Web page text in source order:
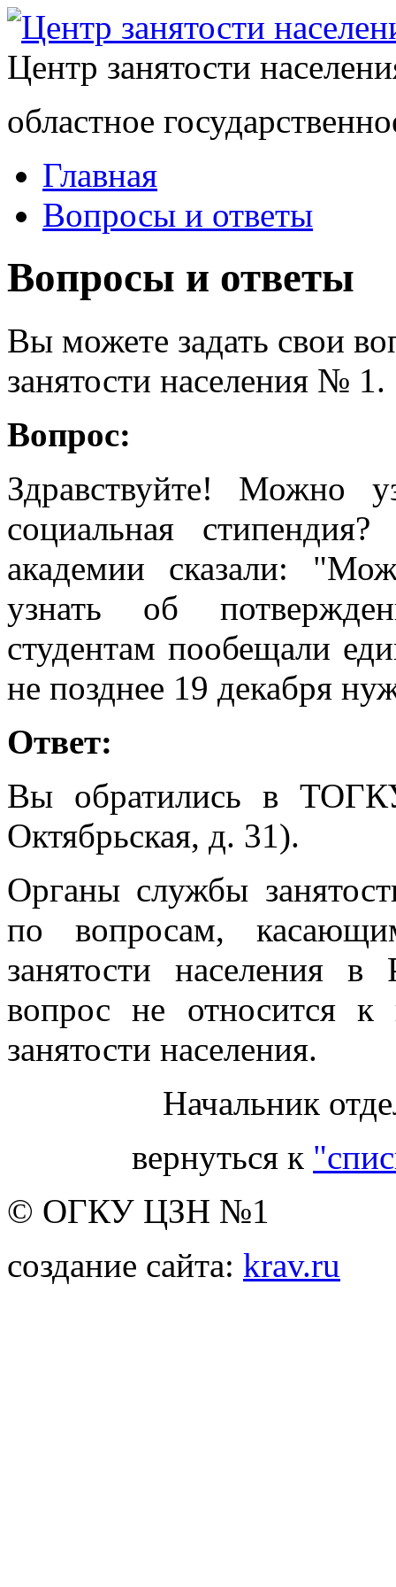
Центр занятости
областное
Главная
Вопросы и ответы
Вопросы и ответы
Вы можете задать свои
занятости населения № 1.
Вопрос:
Здравствуйте! Можно
социальная
академии сказали:
узнать об
студентам пообещали
не позднее 19 декабря
Ответ:
Вы обратились в
Октябрьская, д. 31).
Органы службы
по вопросам,
занятости населения
вопрос не относится к
занятости населения.
Начальник
вернуться к
© ОГКУ ЦЗН №1
создание сайта: krav.ru